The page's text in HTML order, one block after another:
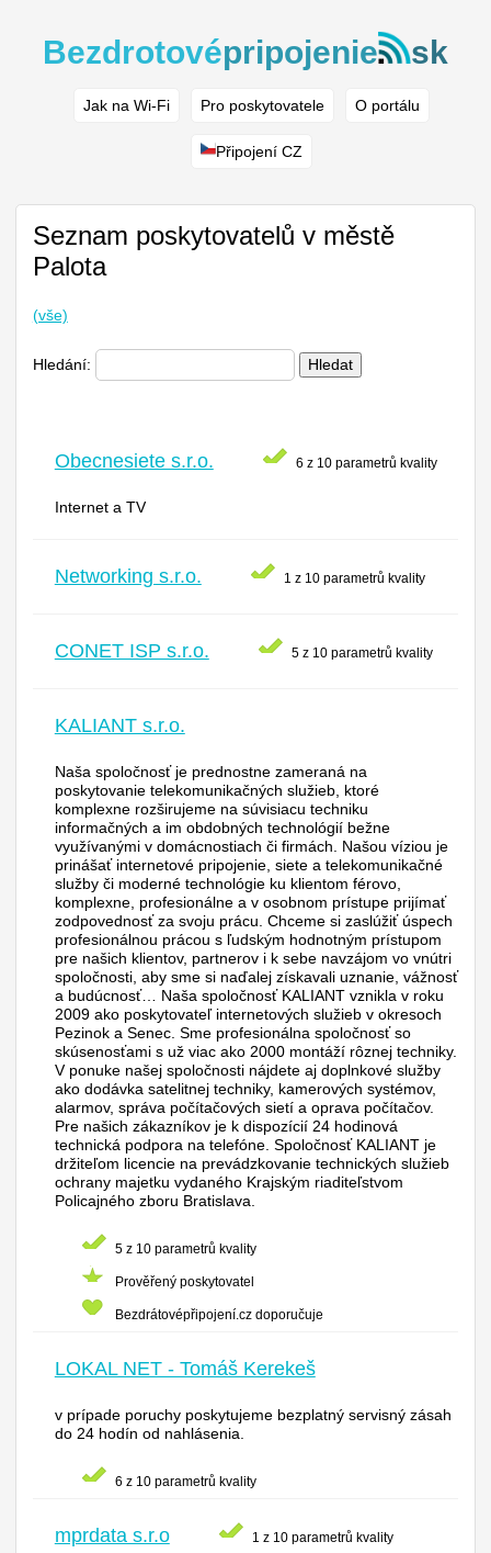
Bezdrotovépripojenie sk
Jak na Wi-Fi Pro poskytovatele O portálu
Připojení CZ
Seznam poskytovatelů v městě
Palota
(vše)
Hledání: Hledat
Obecnesiete s.r.o.
Internet a TV
6 z 10 parametrů kvality
Networking s.r.o. 1 z 10 parametrů kvality
CONET ISP s.r.o. 5 z 10 parametrů kvality
KALIANT s.r.o.
Naša spoločnosť je prednostne zameraná na
poskytovanie telekomunikačných služieb, ktoré
komplexne rozširujeme na súvisiacu techniku
informačných a im obdobných technológií bežne
využívanými v domácnostiach či firmách. Našou víziou je
prinášať internetové pripojenie, siete a telekomunikačné
služby či moderné technológie ku klientom férovo,
komplexne, profesionálne a v osobnom prístupe prijímať
zodpovednosť za svoju prácu. Chceme si zaslúžiť úspech
profesionálnou prácou s ľudským hodnotným prístupom
pre našich klientov, partnerov i k sebe navzájom vo vnútri
spoločnosti, aby sme si naďalej získavali uznanie, vážnosť
a budúcnosť… Naša spoločnosť KALIANT vznikla v roku
2009 ako poskytovateľ internetových služieb v okresoch
Pezinok a Senec. Sme profesionálna spoločnosť so
skúsenosťami s už viac ako 2000 montáží rôznej techniky.
V ponuke našej spoločnosti nájdete aj doplnkové služby
ako dodávka satelitnej techniky, kamerových systémov,
alarmov, správa počítačových sietí a oprava počítačov.
Pre našich zákazníkov je k dispozícií 24 hodinová
technická podpora na telefóne. Spoločnosť KALIANT je
držiteľom licencie na prevádzkovanie technických služieb
ochrany majetku vydaného Krajským riaditeľstvom
Policajného zboru Bratislava.
5 z 10 parametrů kvality
Prověřený poskytovatel
Bezdrátovépřipojení.cz doporučuje
LOKAL NET - Tomáš Kerekeš
v prípade poruchy poskytujeme bezplatný servisný zásah
do 24 hodín od nahlásenia.
6 z 10 parametrů kvality
mprdata s.r.o 1 z 10 parametrů kvality